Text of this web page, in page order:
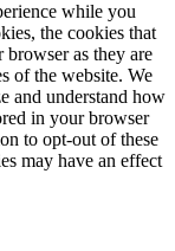
while you
the cookies that
browser as they are
of the website. We
and understand how
in your browser
to opt-out of these
may have an effect